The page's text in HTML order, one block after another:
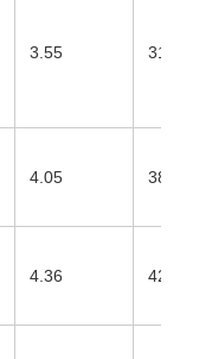
3.55 31.57
4.05 38.56
4.36 42.83